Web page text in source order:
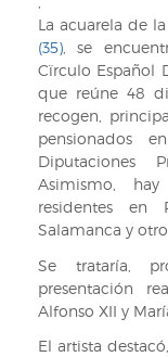
y
espada
(RB
IX/M/30
bis
(35))
La acuarela de
(35) , se
Cïrculo Español
que reúne 48
recogen,
pensionados
Diputaciones
Asimismo,
residentes en
Salamanca y
Se trataría,
presentación
Alfonso XII y
El artista